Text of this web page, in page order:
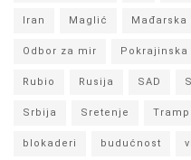
Iran Maglić Mađarska
Odbor za mir Pokrajinska
Rubio Rusija SAD
Srbija Sretenje Tramp
blokaderi budućnost